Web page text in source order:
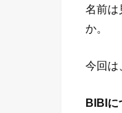
名前は
か。
今回は
BIBIに